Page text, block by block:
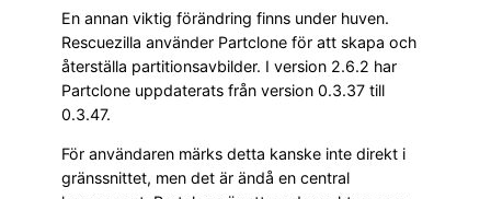
En annan viktig förändring finns under huven.
Rescuezilla använder Partclone för att skapa och
återställa partitionsavbilder. I version 2.6.2 har
Partclone uppdaterats från version 0.3.37 till
0.3.47.
För användaren märks detta kanske inte direkt i
gränssnittet, men det är ändå en central